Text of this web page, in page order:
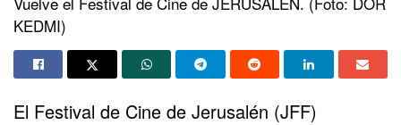
KEDMI)
El Festival de Cine de Jerusalén (JFF)